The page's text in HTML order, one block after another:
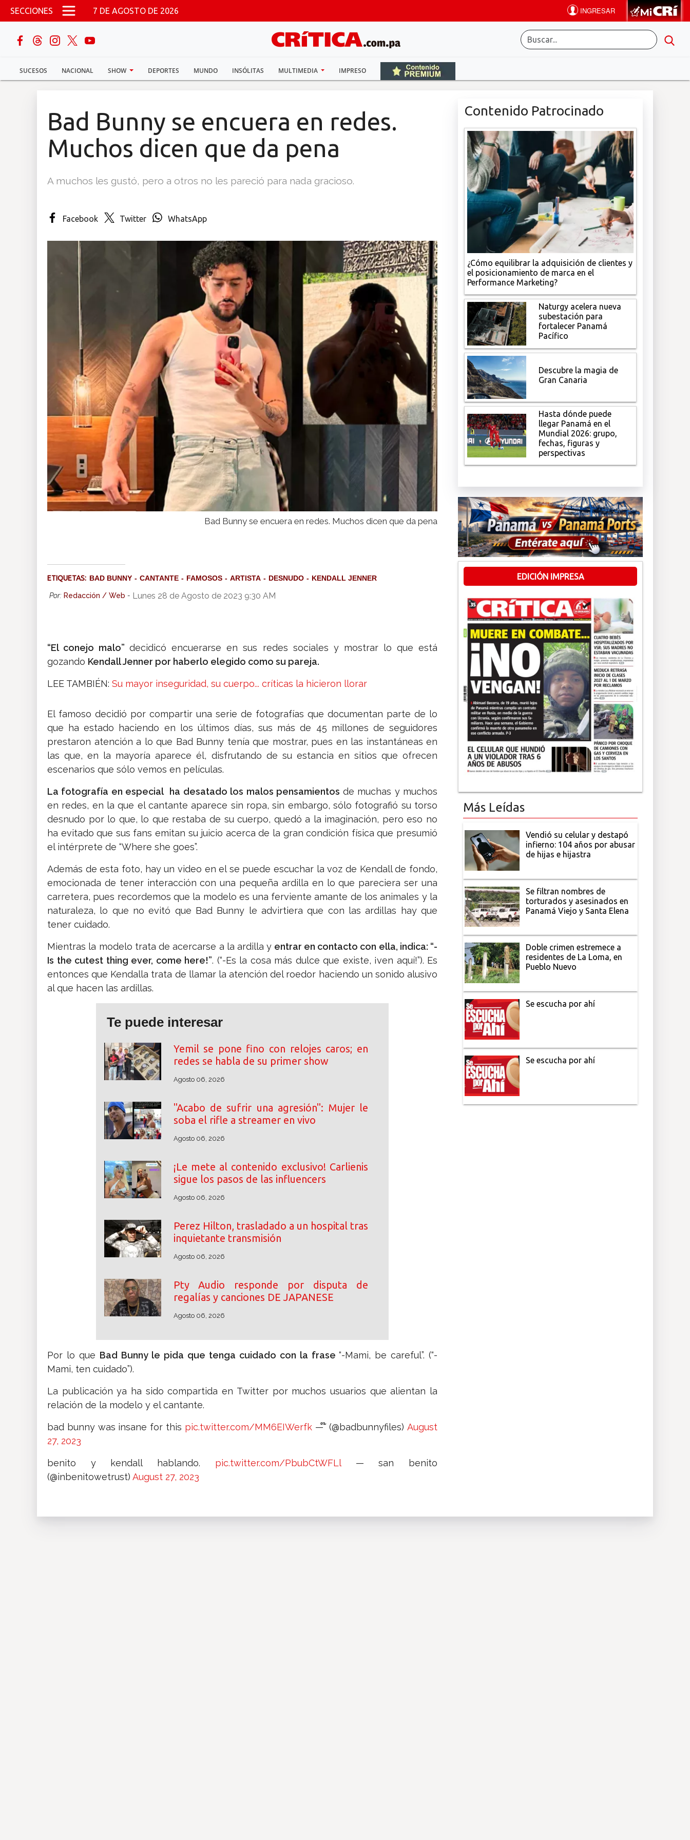
Pasar al contenido principal
SECCIONES 7 DE AGOSTO DE 2026
SUCESOS NACIONAL SHOW DEPORTES MUNDO INSÓLITAS MULTIMEDIA IMPRESO
buscar
Sucesos
Bad Bunny se encuera en redes.
Muchos dicen que da pena
A muchos les gustó, pero a otros no les pareció para nada gracioso.
Facebook Twitter WhatsApp
Bad Bunny se encuera en redes. Muchos dicen que da pena
ETIQUETAS: BAD BUNNY CANTANTE FAMOSOS ARTISTA DESNUDO KENDALL JENNER
Por: Redacción / Web - Lunes 28 de Agosto de 2023 9:30 AM
“El conejo malo”decidicó encuerarse en sus redes sociales y mostrar lo que está
gozando Kendall Jenner por haberlo elegido como su pareja.
LEE TAMBIÉN: Su mayor inseguridad, su cuerpo... críticas la hicieron llorar
El famoso decidió por compartir una serie de fotografías que documentan parte de lo
que ha estado haciendo en los últimos días, sus más de 45 millones de seguidores
prestaron atención a lo que Bad Bunny tenía que mostrar, pues en las instantáneas en
las que, en la mayoría aparece él, disfrutando de su estancia en sitios que ofrecen
escenarios que sólo vemos en películas.
La fotografía en especial ha desatado los malos pensamientos de muchas y muchos
en redes, en la que el cantante aparece sin ropa, sin embargo, sólo fotografió su torso
desnudo por lo que, lo que restaba de su cuerpo, quedó a la imaginación, pero eso no
ha evitado que sus fans emitan su juicio acerca de la gran condición física que presumió
el intérprete de “Where she goes”.
Además de esta foto, hay un video en el se puede escuchar la voz de Kendall de fondo,
emocionada de tener interacción con una pequeña ardilla en lo que pareciera ser una
carretera, pues recordemos que la modelo es una ferviente amante de los animales y la
naturaleza, lo que no evitó que Bad Bunny le advirtiera que con las ardillas hay que
tener cuidado.
Mientras la modelo trata de acercarse a la ardilla y entrar en contacto con ella, indica: “-
Is the cutest thing ever, come here!”. (“-Es la cosa más dulce que existe, ¡ven aquí!”). Es
entonces que Kendalla trata de llamar la atención del roedor haciendo un sonido alusivo
al que hacen las ardillas.
Te puede interesar
Yemil se pone fino con relojes caros; en
redes se habla de su primer show
Agosto 06, 2026
"Acabo de sufrir una agresión": Mujer le
soba el rifle a streamer en vivo
Agosto 06, 2026
¡Le mete al contenido exclusivo! Carlienis
sigue los pasos de las influencers
Agosto 06, 2026
Perez Hilton, trasladado a un hospital tras
inquietante transmisión
Agosto 06, 2026
Pty Audio responde por disputa de
regalías y canciones DE JAPANESE
Agosto 06, 2026
Por lo que Bad Bunny le pida que tenga cuidado con la frase“-Mami, be careful”. (“-
Mami, ten cuidado”).
La publicación ya ha sido compartida en Twitter por muchos usuarios que alientan la
relación de la modelo y el cantante.
bad bunny was insane for this pic.twitter.com/MM6EIWerfk— ໊ (@badbunnyfiles)August
27, 2023
benito y kendall hablando. pic.twitter.com/PbubCtWFLl— san benito
(@inbenitowetrust) August 27, 2023
Contenido Patrocinado
¿Cómo equilibrar la adquisición de clientes y
el posicionamiento de marca en el
Performance Marketing?
Naturgy acelera nueva
subestación para
fortalecer Panamá
Pacífico
Descubre la magia de
Gran Canaria
Hasta dónde puede
llegar Panamá en el
Mundial 2026: grupo,
fechas, figuras y
perspectivas
EDICIÓN IMPRESA
Más Leídas
Vendió su celular y destapó
infierno: 104 años por abusar
de hijas e hijastra
Se filtran nombres de
torturados y asesinados en
Panamá Viejo y Santa Elena
Doble crimen estremece a
residentes de La Loma, en
Pueblo Nuevo
Se escucha por ahí
Se escucha por ahí